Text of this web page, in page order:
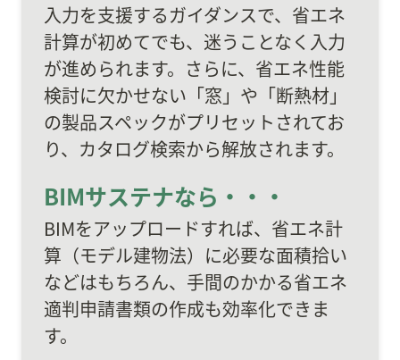
入力を支援するガイダンスで、省エネ
計算が初めてでも、迷うことなく入力
が進められます。さらに、省エネ性能
検討に欠かせない「窓」や「断熱材」
の製品スペックがプリセットされてお
り、カタログ検索から解放されます。
BIMサステナなら・・・
BIMをアップロードすれば、省エネ計
算（モデル建物法）に必要な面積拾い
などはもちろん、手間のかかる省エネ
適判申請書類の作成も効率化できま
す。